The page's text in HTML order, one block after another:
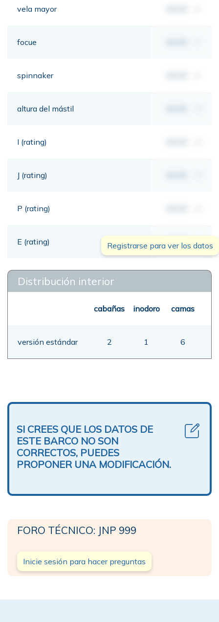
vela mayor
focue
spinnaker
altura del mástil
I (rating)
J (rating)
P (rating)
E (rating) 00,00 mt
Registrarse para ver los datos
Distribución interior
cabañas inodoro camas
versión estándar 2 1 6
SI CREES QUE LOS DATOS DE
ESTE BARCO NO SON
CORRECTOS, PUEDES
PROPONER UNA MODIFICACIÓN.
FORO TÉCNICO: JNP 999
Inicie sesión para hacer preguntas